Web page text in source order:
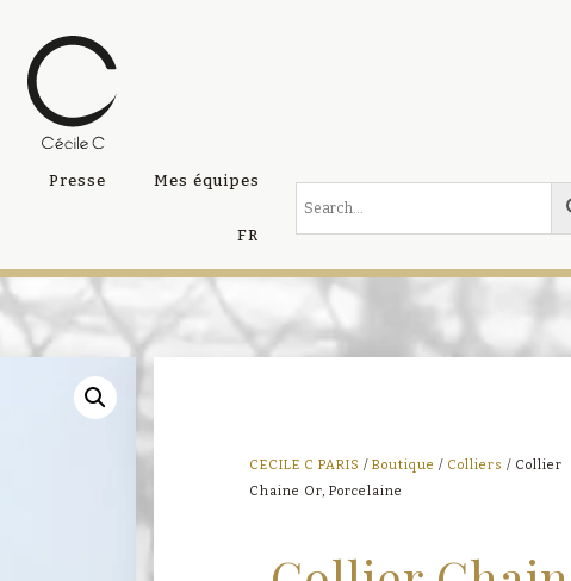
Presse Mes équipes
FR
CECILE C PARIS / Boutique / Colliers / Collier
Chaine Or, Porcelaine